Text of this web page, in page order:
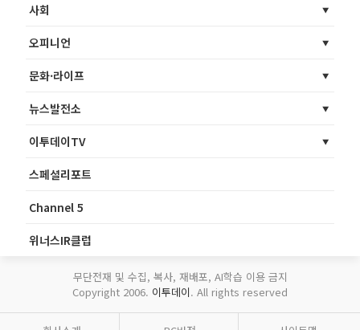
사회
오피니언
문화·라이프
뉴스발전소
이투데이TV
스페셜리포트
Channel 5
위너스IR클럽
무단전재 및 수집, 복사, 재배포, AI학습 이용 금지
Copyright 2006. 이투데이. All rights reserved